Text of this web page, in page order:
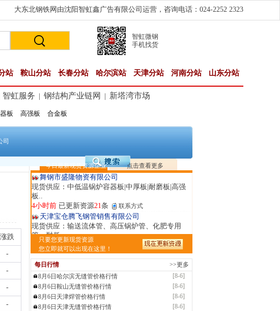
大东北钢铁网由沈阳智虹鑫广告有限公司运营，咨询电话：024-2252 2323
智虹微钢
手机找货
站 鞍山分站 长春分站 哈尔滨站 天津分站 河南分站 山东分站
智虹服务 钢结构产业链网 新塔湾市场
板 高强板 合金板
司
涨跌
-
-
-
-
今日最新现货资源企业 点击查看更多
河南省智帅实业有限公司
现货供应：特厚钢板|耐磨钢|容器板|
现货供应：无缝管|合金管|圆钢|精密光亮管|马氏体..
59分钟前已更新资源419条 联系方式
舞钢市盛隆物资有限公司
现货供应：中低温锅炉容器板|中厚板|耐磨板|高强
板..
4小时前已更新资源21条 联系方式
天津宝仓腾飞钢管销售有限公司
现货供应：输送流体管、高压锅炉管、化肥专用
管、耐低..
5小时前已更新资源875条 联系方式
河南敬冶重工有限公司
现货供应：锅炉容器板Q245R Q345R|国标国..
5小时前已更新资源302条
天津市辰建商贸有限公司
现货供应：不锈方管| 热扩无缝管| 方矩管
6小时前 已更新资源1280条
只要您更新现货资源
您立即就可以出现在这里！
每日行情
>>更多
8月6日哈尔滨无缝管价格行情
[8-6]
8月6日鞍山无缝管价格行情
[8-6]
8月6日天津焊管价格行情
[8-6]
8月6日天津无缝管价格行情
[8-6]